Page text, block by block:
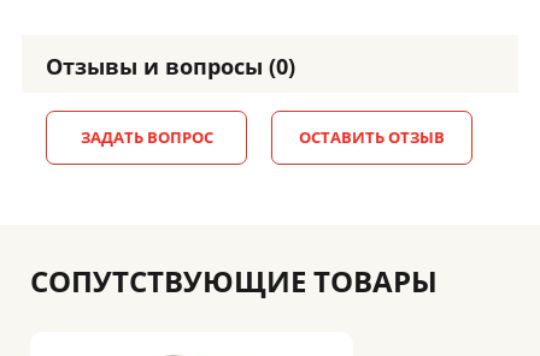
Отзывы и вопросы (0)
ЗАДАТЬ ВОПРОС ОСТАВИТЬ ОТЗЫВ
СОПУТСТВУЮЩИЕ ТОВАРЫ